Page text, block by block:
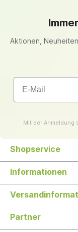
Aktionen,
Email
Mit der Anmeldung
Shopservice
Informationen
Partner